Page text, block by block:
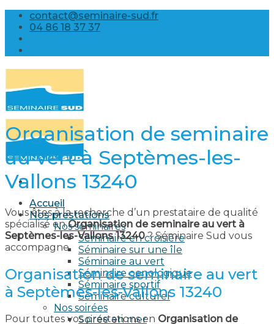
Skip
content
contact@seminaire-sud.fr
04 86 18 37 37
Accueil
Nos prestations
Nos séminaires
Séminaire en croisière
Séminaire sur une île
Séminaire au vert
Séminaire oenologique
Séminaire sportif
Séminaire culturel
Nos soirées
Soirée en mer
Organisation de seminaire
au vert à Septèmes-les-
Vallons 13240
Vous êtes à la recherche d’un prestataire de qualité
spécialisé enOrganisation de seminaire au vert à
Septèmes-les-Vallons 13240? Séminaire Sud vous
accompagne.
Organisation de seminaire au vert
à Septèmes-les-Vallons 13240
Pour toutes vos prestations en Organisation de